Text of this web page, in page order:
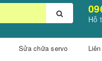
Hỗ
Sửa chữa servo